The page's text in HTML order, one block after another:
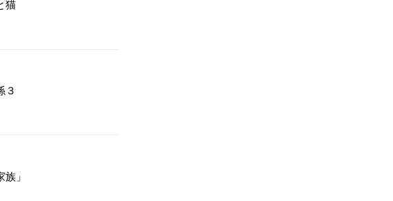
猫
３
」